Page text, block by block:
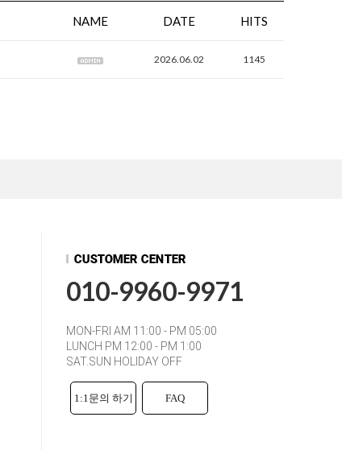
NAME DATE HITS
2026.06.02 1145
010-9960-9971
MON-FRI AM 11:00 - PM 05:00
LUNCH PM 12:00 - PM 1:00
SAT.SUN HOLIDAY OFF
1:1문의 하기 FAQ